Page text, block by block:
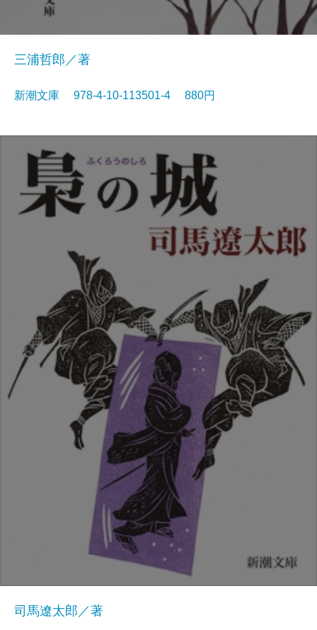
三浦哲郎／著
新潮文庫 978-4-10-113501-4 880円
司馬遼太郎／著